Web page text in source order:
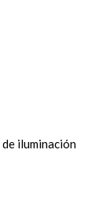
iluminación